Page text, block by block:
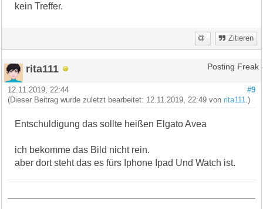
kein Treffer.
Zitieren
rita111 Posting Freak
#9
12.11.2019, 22:44
(Dieser Beitrag wurde zuletzt bearbeitet: 12.11.2019, 22:49 vonrita111 .)
Entschuldigung das sollte heißen Elgato Avea
ich bekomme das Bild nicht rein.
aber dort steht das es fürs Iphone Ipad Und Watch ist.